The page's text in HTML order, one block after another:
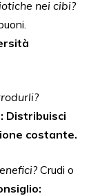
nei cibi?
Distribuisci
costante.
Crudi o